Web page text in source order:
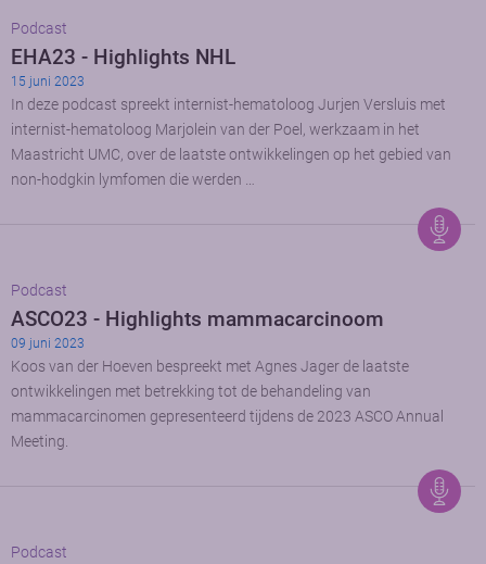
Podcast
EHA23 - Highlights NHL
15 juni 2023
In deze podcast spreekt internist-hematoloog Jurjen Versluis met
internist-hematoloog Marjolein van der Poel, werkzaam in het
Maastricht UMC, over de laatste ontwikkelingen op het gebied van
non-hodgkin lymfomen die werden …
Podcast
ASCO23 - Highlights mammacarcinoom
09 juni 2023
Koos van der Hoeven bespreekt met Agnes Jager de laatste
ontwikkelingen met betrekking tot de behandeling van
mammacarcinomen gepresenteerd tijdens de 2023 ASCO Annual
Meeting.
Podcast